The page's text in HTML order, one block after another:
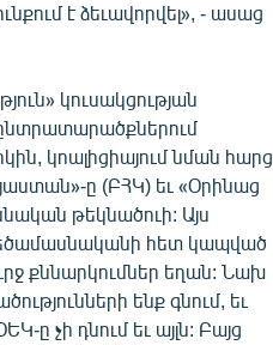
է ձեւավորվել», - ասաց
կուսակցության
կոալիցիայում նման հարց
ը (ԲՀԿ) եւ «Օրինաց
թեկնածուի: Այս
հետ կապված
քննարկումներ եղան: Նախ
ենք գնում, եւ
ը չի դնում եւ այլն: Բայց